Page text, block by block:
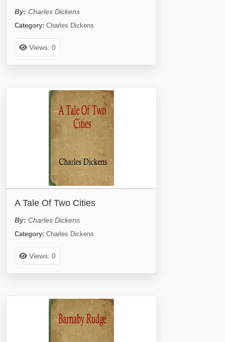
By: Charles Dickens
Category: Charles Dickens
Views: 0
A Tale Of Two Cities
By: Charles Dickens
Category: Charles Dickens
Views: 0